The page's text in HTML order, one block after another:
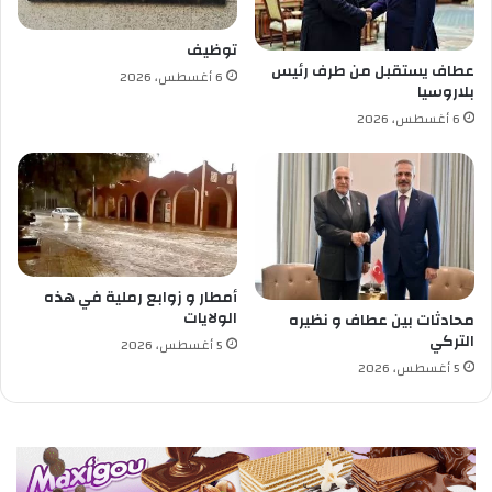
عطاف يستقبل من طرف رئيس
بلاروسيا
6 أغسطس، 2026
توظيف
6 أغسطس، 2026
محادثات بين عطاف و نظيره
التركي
5 أغسطس، 2026
أمطار و زوابع رملية في هذه
الولايات
5 أغسطس، 2026